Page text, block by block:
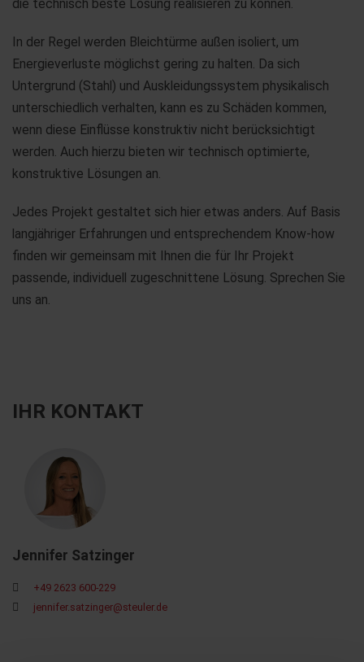
IHR KONTAKT
Jennifer Satzinger
+49 2623 600-229
jennifer.satzinger@steuler.de
die technisch beste Lösung realisieren zu können.
In der Regel werden Bleichtürme außen isoliert, um
Energieverluste möglichst gering zu halten. Da sich
Untergrund (Stahl) und Auskleidungssystem physikalisch
unterschiedlich verhalten, kann es zu Schäden kommen,
wenn diese Einflüsse konstruktiv nicht berücksichtigt
werden. Auch hierzu bieten wir technisch optimierte,
konstruktive Lösungen an.
Jedes Projekt gestaltet sich hier etwas anders. Auf Basis
langjähriger Erfahrungen und entsprechendem Know-how
finden wir gemeinsam mit Ihnen die für Ihr Projekt
passende, individuell zugeschnittene Lösung. Sprechen Sie
uns an.